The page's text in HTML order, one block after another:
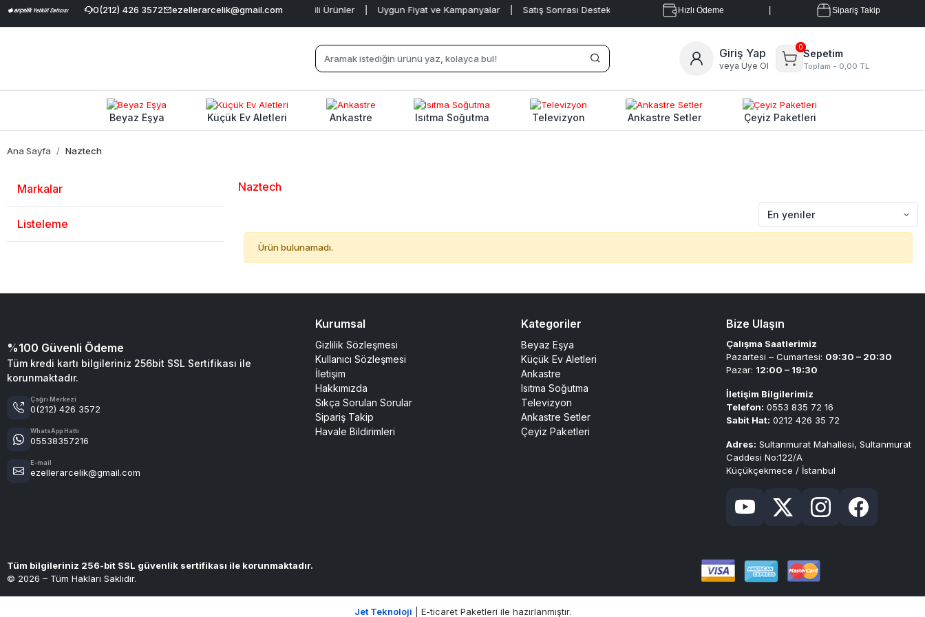
0(212) 426 3572 ezellerarcelik@gmail.com
Havale İndirimi Geniş Ürün Yelpazesi | %100 Orijinal ve Garantili Ürünler | Uygun Fiyat ve Kampanyalar | Satış Sonrası Destek Hızlı Ödeme Sipariş Takip
Giriş Yap
veya Üye Ol
0
Sepetim
Toplam - 0,00 TL
Beyaz Eşya Küçük Ev Aletleri Ankastre Isıtma Soğutma Televizyon Ankastre Setler Çeyiz Paketleri
Ana Sayfa Naztech
Markalar
Listeleme
Naztech
Ürün bulunamadı.
%100 Güvenli Ödeme
Tüm kredi kartı bilgileriniz 256bit SSL Sertifikası ile
korunmaktadır.
Çağrı Merkezi
0(212) 426 3572
WhatsApp Hattı
05538357216
E-mail
ezellerarcelik@gmail.com
Kurumsal
Gizlilik Sözleşmesi
Kullanıcı Sözleşmesi
İletişim
Hakkımızda
Sıkça Sorulan Sorular
Sipariş Takip
Havale Bildirimleri
Kategoriler
Beyaz Eşya
Küçük Ev Aletleri
Ankastre
Isıtma Soğutma
Televizyon
Ankastre Setler
Çeyiz Paketleri
Bize Ulaşın
Çalışma Saatlerimiz
Pazartesi – Cumartesi: 09:30 – 20:30
Pazar: 12:00 – 19:30
İletişim Bilgilerimiz
Telefon: 0553 835 72 16
Sabit Hat: 0212 426 35 72
Adres: Sultanmurat Mahallesi, Sultanmurat
Caddesi No:122/A
Küçükçekmece / İstanbul
Tüm bilgileriniz 256-bit SSL güvenlik sertifikası ile korunmaktadır.
© 2026 – Tüm Hakları Saklıdır.
Jet Teknoloji | E-ticaret Paketleri ile hazırlanmıştır.